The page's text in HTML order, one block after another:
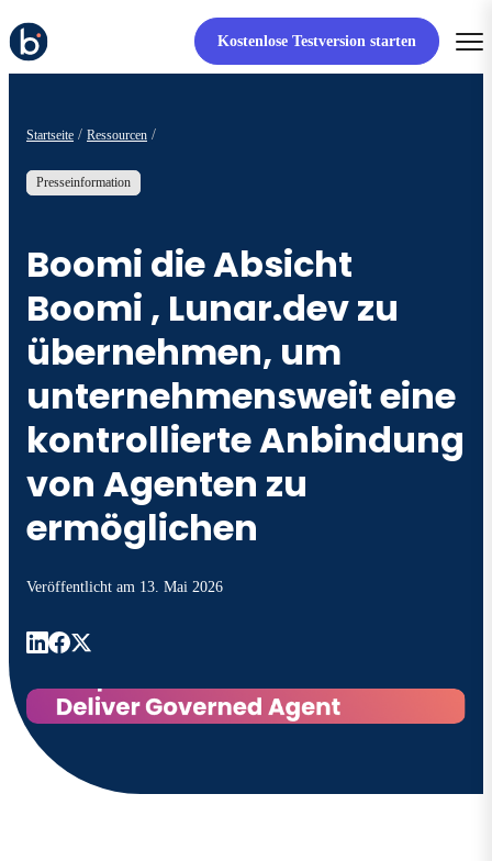
Kostenlose Testversion starten
Startseite Ressourcen
Presseinformation
Boomi die Absicht
Boomi , Lunar.dev zu
übernehmen, um
unternehmensweit eine
kontrollierte Anbindung
von Agenten zu
ermöglichen
Veröffentlicht am 13. Mai 2026